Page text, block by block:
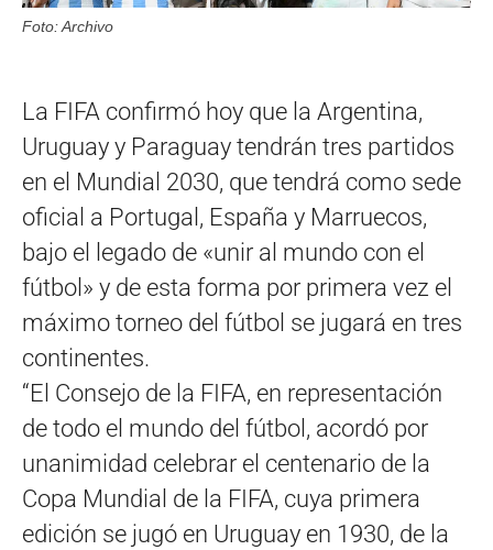
Foto: Archivo
La FIFA confirmó hoy que la Argentina,
Uruguay y Paraguay tendrán tres partidos
en el Mundial 2030, que tendrá como sede
oficial a Portugal, España y Marruecos,
bajo el legado de «unir al mundo con el
fútbol» y de esta forma por primera vez el
máximo torneo del fútbol se jugará en tres
continentes.
“El Consejo de la FIFA, en representación
de todo el mundo del fútbol, ​​acordó por
unanimidad celebrar el centenario de la
Copa Mundial de la FIFA, cuya primera
edición se jugó en Uruguay en 1930, de la